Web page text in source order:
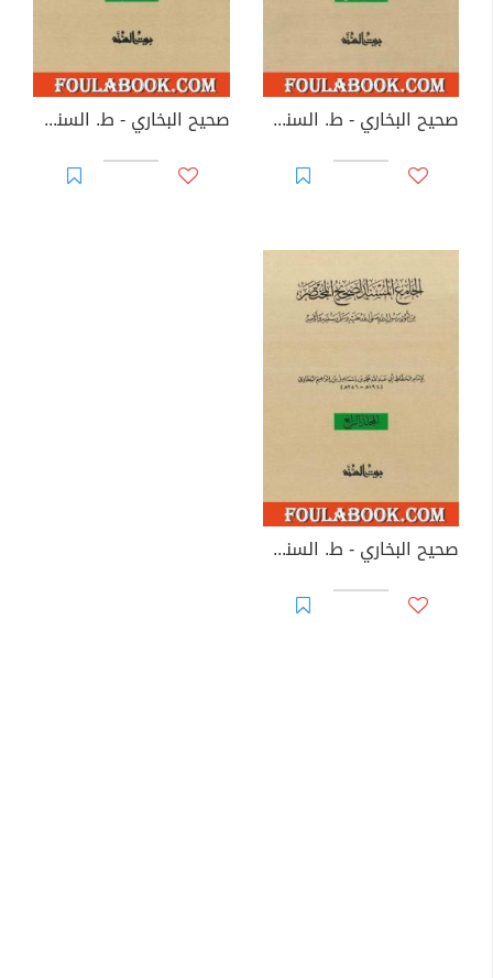
صحيح البخاري - ط. السنة - المجلد الثاني صحيح البخاري - ط. السنة - المجلد الثالث
صحيح البخاري - ط. السنة - المجلد الرابع